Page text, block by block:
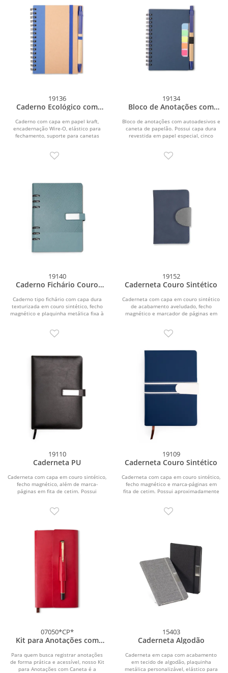
19136
Caderno Ecológico com
Caderno com capa em papel kraft,
encadernação Wire-O, elástico para
fechamento, suporte para canetas
19134
Bloco de Anotações com
Bloco de anotações com autoadesivos e
caneta de papelão. Possui capa dura
revestida em papel especial, cinco
19140
Caderno Fichário Couro
Caderno tipo fichário com capa dura
texturizada em couro sintético, fecho
magnético e plaquinha metálica fixa à
19152
Caderneta Couro Sintético
Caderneta com capa em couro sintético
de acabamento aveludado, fecho
magnético e marcador de páginas em
19110
Caderneta PU
Caderneta com capa em couro sintético,
fecho magnético, além de marca-
páginas em fita de cetim. Possui
19109
Caderneta Couro Sintético
Caderneta com capa em couro sintético,
fecho magnético e marca-páginas em
fita de cetim. Possui aproximadamente
07050*CP*
Kit para Anotações com
Para quem busca registrar anotações
de forma prática e acessível, nosso Kit
para Anotações com Caneta é a
15403
Caderneta Algodão
Caderneta em capa com acabamento
em tecido de algodão, plaquinha
metálica personalizável, elástico para